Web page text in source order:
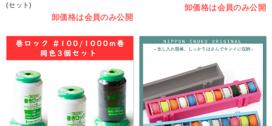
(セット)
卸価格は会員のみ公開
卸価格は会員のみ公開